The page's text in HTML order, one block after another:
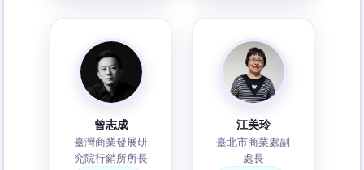
曾志成
臺灣商業發展研
究院行銷所所長
江美玲
臺北市商業處副
處長